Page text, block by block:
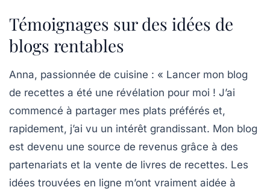
Témoignages sur des idées de
blogs rentables
Anna, passionnée de cuisine : « Lancer mon blog
de recettes a été une révélation pour moi ! J’ai
commencé à partager mes plats préférés et,
rapidement, j’ai vu un intérêt grandissant. Mon blog
est devenu une source de revenus grâce à des
partenariats et la vente de livres de recettes. Les
idées trouvées en ligne m’ont vraiment aidée à